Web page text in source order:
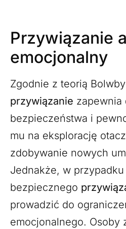
Przywiązanie
emocjonalny
Zgodnie z teorią
przywiązanie zapewnia
bezpieczeństwa i
mu na eksplorację
zdobywanie nowych
Jednakże, w
bezpiecznego
prowadzić do
emocjonalnego. Osoby